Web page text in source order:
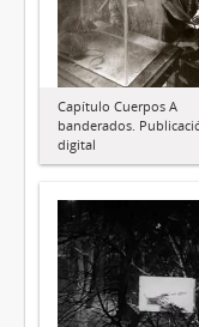
Capítulo Cuerpos A
banderados.
digital